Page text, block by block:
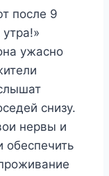
после 9
ужасно
снизу.
нервы и
обеспечить